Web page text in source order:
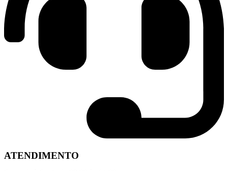
ATENDIMENTO